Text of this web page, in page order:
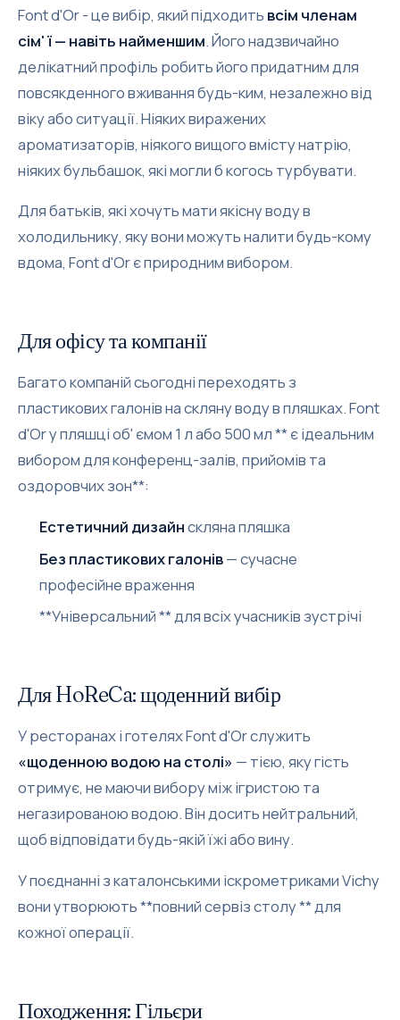
Font d'Or - це вибір, який підходить всім членам
сім' ї — навіть найменшим. Його надзвичайно
делікатний профіль робить його придатним для
повсякденного вживання будь-ким, незалежно від
віку або ситуації. Ніяких виражених
ароматизаторів, ніякого вищого вмісту натрію,
ніяких бульбашок, які могли б когось турбувати.
Для батьків, які хочуть мати якісну воду в
холодильнику, яку вони можуть налити будь-кому
вдома, Font d'Or є природним вибором.
Для офісу та компанії
Багато компаній сьогодні переходять з
пластикових галонів на скляну воду в пляшках. Font
d'Or у пляшці об' ємом 1 л або 500 мл ** є ідеальним
вибором для конференц-залів, прийомів та
оздоровчих зон**:
Естетичний дизайнскляна пляшка
Без пластикових галонів— сучасне
професійне враження
**Універсальний ** для всіх учасників зустрічі
Для HoReCa: щоденний вибір
У ресторанах і готелях Font d'Or служить
«щоденною водою на столі» — тією, яку гість
отримує, не маючи вибору між ігристою та
негазированою водою. Він досить нейтральний,
щоб відповідати будь-якій їжі або вину.
У поєднанні з каталонськими іскрометриками Vichy
вони утворюють **повний сервіз столу ** для
кожної операції.
Походження: Гільєри